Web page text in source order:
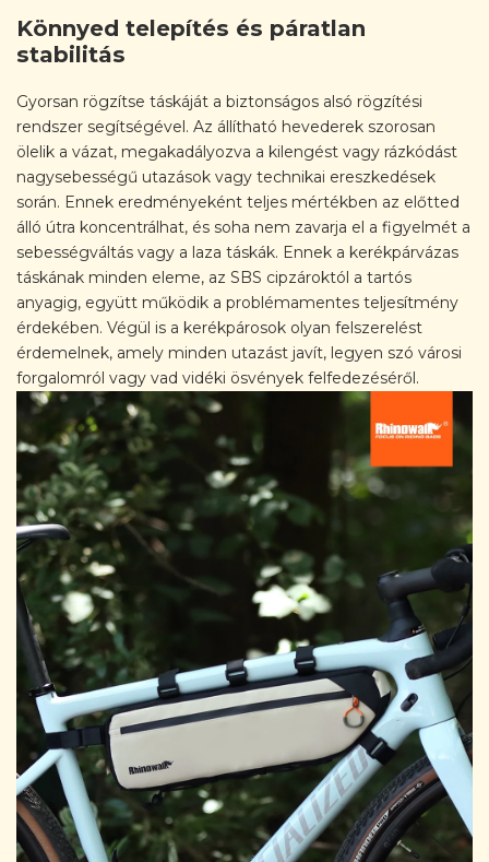
Könnyed telepítés és páratlan
stabilitás
Gyorsan rögzítse táskáját a biztonságos alsó rögzítési
rendszer segítségével. Az állítható hevederek szorosan
ölelik a vázat, megakadályozva a kilengést vagy rázkódást
nagysebességű utazások vagy technikai ereszkedések
során. Ennek eredményeként teljes mértékben az előtted
álló útra koncentrálhat, és soha nem zavarja el a figyelmét a
sebességváltás vagy a laza táskák. Ennek a kerékpárvázas
táskának minden eleme, az SBS cipzároktól a tartós
anyagig, együtt működik a problémamentes teljesítmény
érdekében. Végül is a kerékpárosok olyan felszerelést
érdemelnek, amely minden utazást javít, legyen szó városi
forgalomról vagy vad vidéki ösvények felfedezéséről.